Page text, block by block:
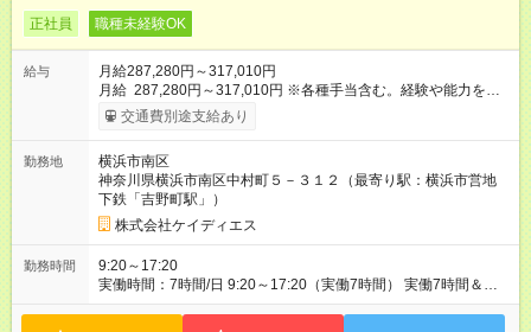
正社員 職種未経験OK
給与
月給287,280円～317,010円
月給 287,280円～317,010円 ※各種手当含む。経験や能力を考
慮の上、決定します。 【想定年収】 420万円 ～ 520万円 【年収
例】 420万円／入社1年目・指導員職 505万円／入社3年目・指
社員 ・給与：時給1250円 ※試用期間中に指導員試験に合格する
ことで本採用となります。 国家試験合格後は正社員としての雇
用となります。 【試用期間】試用期間あり 試用期間の長さ：3
ヶ月 ※ 雇用形態と給与に、本採用時と異なる部分があります。
雇用形態：中途採用（契約社員） 給与：時給 1,250円 ～ 1,250
円
交通費別途支給あり
勤務地
横浜市南区
神奈川県横浜市南区中村町５－３１２（最寄り駅：横浜市営地
下鉄「吉野町駅」）
株式会社ケイディエス
勤務時間
9:20～17:20
実働時間：7時間/日 9:20～17:20（実働7時間） 実働7時間＆残
業代は全額支給！ 基本勤務時間は、一般的な8時間ではなく【7